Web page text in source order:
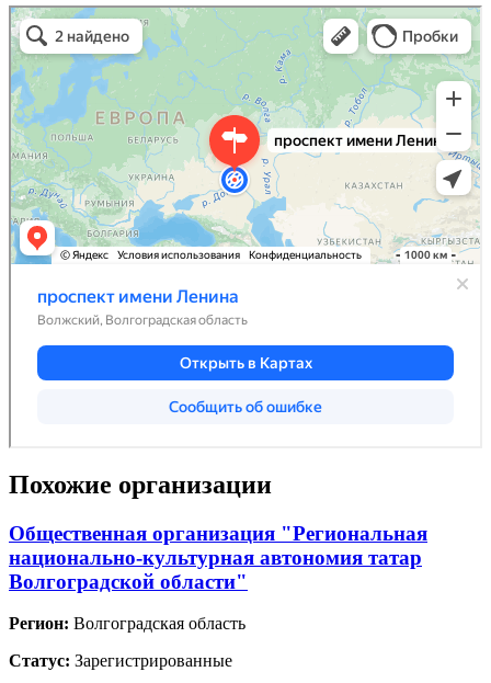
Похожие организации
Общественная организация "Региональная
национально-культурная автономия татар
Волгоградской области"
Регион: Волгоградская область
Статус: Зарегистрированные